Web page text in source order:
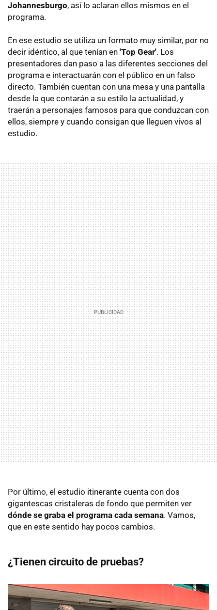
Johannesburgo, así lo aclaran ellos mismos en el
programa.
En ese estudio se utiliza un formato muy similar, por no
decir idéntico, al que tenían en 'Top Gear'. Los
presentadores dan paso a las diferentes secciones del
programa e interactuarán con el público en un falso
directo. También cuentan con una mesa y una pantalla
desde la que contarán a su estilo la actualidad, y
traerán a personajes famosos para que conduzcan con
ellos, siempre y cuando consigan que lleguen vivos al
estudio.
Por último, el estudio itinerante cuenta con dos
gigantescas cristaleras de fondo que permiten ver
dónde se graba el programa cada semana. Vamos,
que en este sentido hay pocos cambios.
¿Tienen circuito de pruebas?